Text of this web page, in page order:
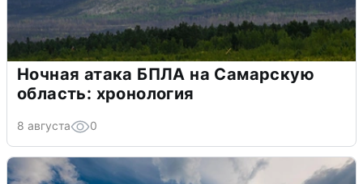
Ночная атака БПЛА на Самарскую
область: хронология
8 августа 0